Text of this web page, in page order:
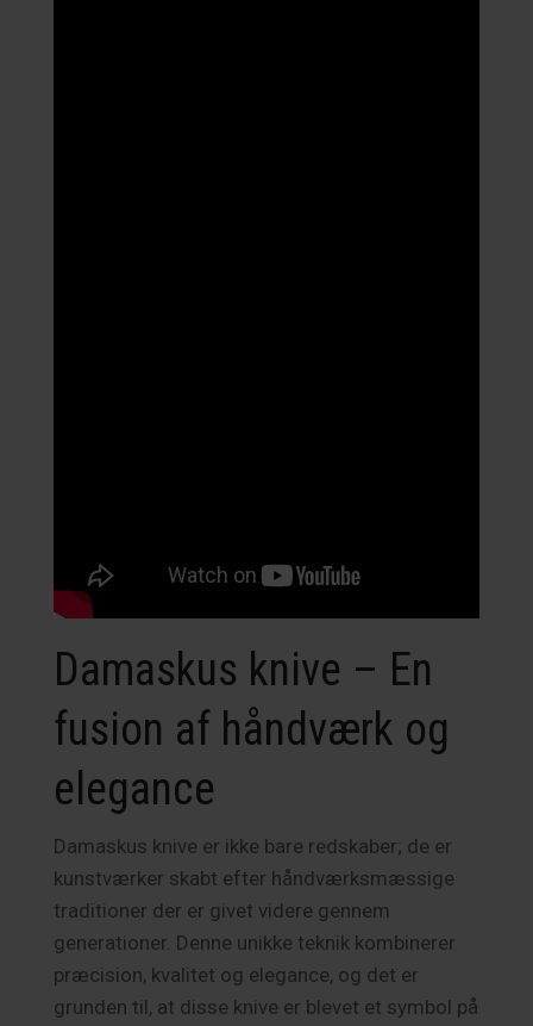
Damaskus knive – En
fusion af håndværk og
elegance
Damaskus knive er ikke bare redskaber; de er
kunstværker skabt efter håndværksmæssige
traditioner der er givet videre gennem
generationer. Denne unikke teknik kombinerer
præcision, kvalitet og elegance, og det er
grunden til, at disse knive er blevet et symbol på